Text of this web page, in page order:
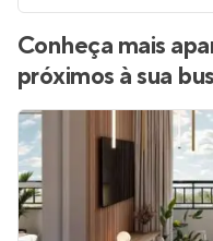
Conheça mais
próximos à sua